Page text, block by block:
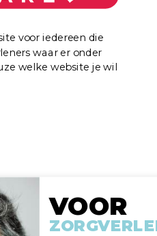
voor iedereen die
waar er onder
welke website je wil
VOOR